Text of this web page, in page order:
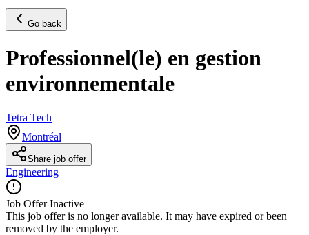
Go back
Professionnel(le) en gestion
environnementale
Tetra Tech
Montréal
Share job offer
Engineering
Job Offer Inactive
This job offer is no longer available. It may have expired or been
removed by the employer.